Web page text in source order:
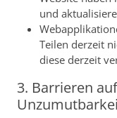
und
Teilen derzeit
diese derzeit
3. Barrieren